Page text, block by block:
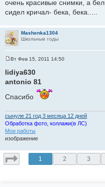
б
е
е
очень красивые снимки, а
сидел кричал- бека, бека.....
Mashenka1304
Школьные годы
о
о
б
н
е
Вт Фев 15, 2011 14:50
lidiya630
antonio 81
Спасибо
сынуле 21 год 3 месяца 12 дней
Обработка фото, коллажи(в ЛС)
Мои работы
изображение
1 2 3